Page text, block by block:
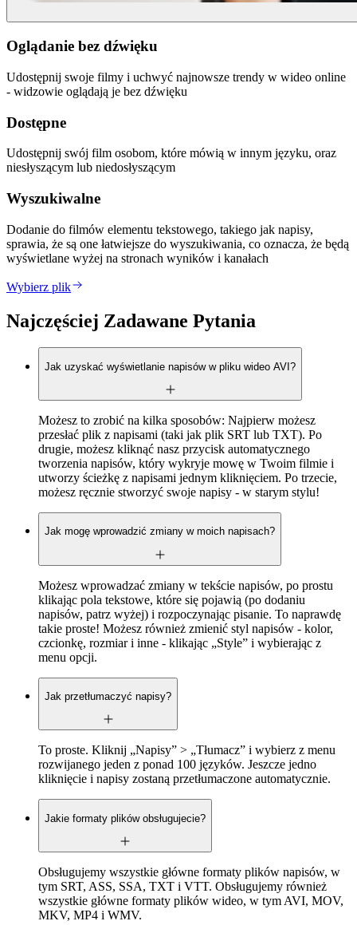
Oglądanie bez dźwięku
Udostępnij swoje filmy i uchwyć najnowsze trendy w wideo online
- widzowie oglądają je bez dźwięku
Dostępne
Udostępnij swój film osobom, które mówią w innym języku, oraz
niesłyszącym lub niedosłyszącym
Wyszukiwalne
Dodanie do filmów elementu tekstowego, takiego jak napisy,
sprawia, że są one łatwiejsze do wyszukiwania, co oznacza, że będą
wyświetlane wyżej na stronach wyników i kanałach
Wybierz plik
Najczęściej Zadawane Pytania
Jak uzyskać wyświetlanie napisów w pliku wideo AVI?
Możesz to zrobić na kilka sposobów: Najpierw możesz
przesłać plik z napisami (taki jak plik SRT lub TXT). Po
drugie, możesz kliknąć nasz przycisk automatycznego
tworzenia napisów, który wykryje mowę w Twoim filmie i
utworzy ścieżkę z napisami jednym kliknięciem. Po trzecie,
możesz ręcznie stworzyć swoje napisy - w starym stylu!
Jak mogę wprowadzić zmiany w moich napisach?
Możesz wprowadzać zmiany w tekście napisów, po prostu
klikając pola tekstowe, które się pojawią (po dodaniu
napisów, patrz wyżej) i rozpoczynając pisanie. To naprawdę
takie proste! Możesz również zmienić styl napisów - kolor,
czcionkę, rozmiar i inne - klikając „Style” i wybierając z
menu opcji.
Jak przetłumaczyć napisy?
To proste. Kliknij „Napisy” > „Tłumacz” i wybierz z menu
rozwijanego jeden z ponad 100 języków. Jeszcze jedno
kliknięcie i napisy zostaną przetłumaczone automatycznie.
Jakie formaty plików obsługujecie?
Obsługujemy wszystkie główne formaty plików napisów, w
tym SRT, ASS, SSA, TXT i VTT. Obsługujemy również
wszystkie główne formaty plików wideo, w tym AVI, MOV,
MKV, MP4 i WMV.